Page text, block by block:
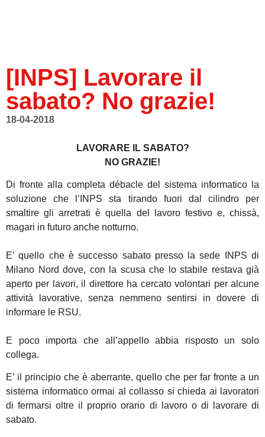
[INPS] Lavorare il
sabato? No grazie!
18-04-2018
LAVORARE IL SABATO?
NO GRAZIE!
Di fronte alla completa débacle del sistema informatico la
soluzione che l’INPS sta tirando fuori dal cilindro per
smaltire gli arretrati è quella del lavoro festivo e, chissà,
magari in futuro anche notturno.
E’ quello che è successo sabato presso la sede INPS di
Milano Nord dove, con la scusa che lo stabile restava già
aperto per lavori, il direttore ha cercato volontari per alcune
attività lavorative, senza nemmeno sentirsi in dovere di
informare le RSU.
E poco importa che all’appello abbia risposto un solo
collega.
E’ il principio che è aberrante, quello che per far fronte a un
sistema informatico ormai al collasso si chieda ai lavoratori
di fermarsi oltre il proprio orario di lavoro o di lavorare di
sabato.